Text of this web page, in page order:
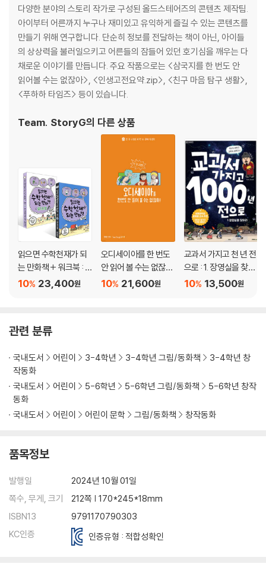
다양한 분야의 스토리 작가로 구성된 올드스테어즈의 콘텐츠 제작팀.
아이부터 어른까지 누구나 재미있고 유익하게 즐길 수 있는 콘텐츠를
만들기 위해 연구합니다. 단순히 정보를 전달하는 책이 아닌, 아이들
의 상상력을 불러일으키고 어른들의 잠들어 있던 호기심을 깨우는 다
채로운 이야기를 만듭니다. 주요 작품으로는 <삼국지를 한 번도 안
읽어볼 수는 없잖아>, <인생고전요약.zip>, <친구 마음 탐구 생활>,
<푸하하 타임즈> 등이 있습니다.
Team. StoryG의 다른 상품
읽으면 수학천재가 되
는 만화책 + 워크북 : 초
등 B 세트23,400원
10%
오디세이아를 한 번도
안 읽어 볼 수는 없잖
아!
21,600원
10%
교과서 가지고 천 년 전
으로 : 1. 장영실을 찾아
라
13,500원
10%
관련 분류
국내도서 어린이 3-4학년 3-4학년 그림/동화책
3-4학년 창
작동화
국내도서
어린이 5-6학년 5-6학년 그림/동화책
5-6학년 창작
동화
국내도서
어린이 어린이 문학 그림/동화책 창작동화
품목정보
발행일
2024년 10월 01일
쪽수, 무게, 크기
212쪽 | 170*245*18mm
ISBN13
9791170790303
KC인증
인증유형 : 적합성확인